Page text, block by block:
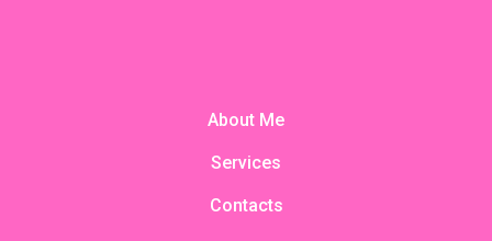
About Me
Services
Contacts